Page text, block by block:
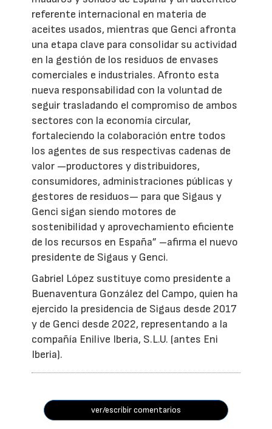
referente internacional en materia de
aceites usados, mientras que Genci afronta
una etapa clave para consolidar su actividad
en la gestión de los residuos de envases
comerciales e industriales. Afronto esta
nueva responsabilidad con la voluntad de
seguir trasladando el compromiso de ambos
sectores con la economía circular,
fortaleciendo la colaboración entre todos
los agentes de sus respectivas cadenas de
valor —productores y distribuidores,
consumidores, administraciones públicas y
gestores de residuos— para que Sigaus y
Genci sigan siendo motores de
sostenibilidad y aprovechamiento eficiente
de los recursos en España” –afirma el nuevo
presidente de Sigaus y Genci.
Gabriel López sustituye como presidente a
Buenaventura González del Campo, quien ha
ejercido la presidencia de Sigaus desde 2017
y de Genci desde 2022, representando a la
compañía Enilive Iberia, S.L.U. (antes Eni
Iberia).
ver/escribir comentarios